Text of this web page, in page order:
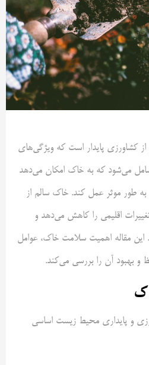
کشاورزی پایدار است که ویژگی‌های
می‌شود که به خاک امکان می‌دهد
طور موثر عمل کند. خاک سالم از
اقلیمی را کاهش می‌دهد و
این مقاله اهمیت سلامت خاک، عوامل
و بهبود آن را بررسی می‌کند.
و پایداری محیط زیست اساسی